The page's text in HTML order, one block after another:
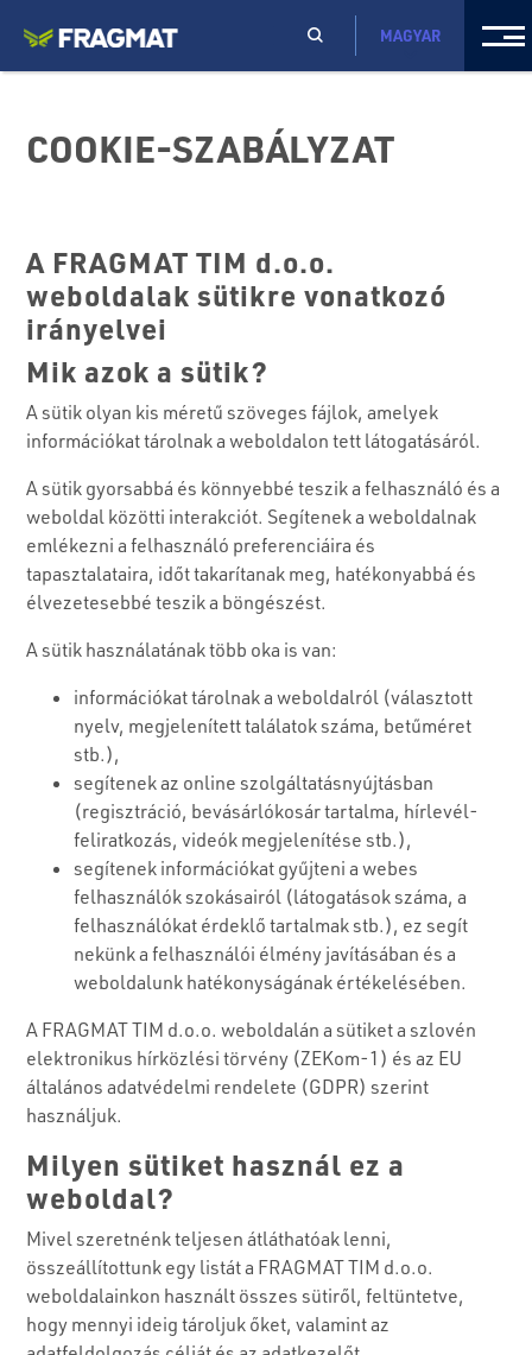
MAGYAR
COOKIE-SZABÁLYZAT
A FRAGMAT TIM d.o.o.
weboldalak sütikre vonatkozó
irányelvei
Mik azok a sütik?
A sütik olyan kis méretű szöveges fájlok, amelyek
információkat tárolnak a weboldalon tett látogatásáról.
A sütik gyorsabbá és könnyebbé teszik a felhasználó és a
weboldal közötti interakciót. Segítenek a weboldalnak
emlékezni a felhasználó preferenciáira és
tapasztalataira, időt takarítanak meg, hatékonyabbá és
élvezetesebbé teszik a böngészést.
A sütik használatának több oka is van:
információkat tárolnak a weboldalról (választott
nyelv, megjelenített találatok száma, betűméret
stb.),
segítenek az online szolgáltatásnyújtásban
(regisztráció, bevásárlókosár tartalma, hírlevél-
feliratkozás, videók megjelenítése stb.),
segítenek információkat gyűjteni a webes
felhasználók szokásairól (látogatások száma, a
felhasználókat érdeklő tartalmak stb.), ez segít
nekünk a felhasználói élmény javításában és a
weboldalunk hatékonyságának értékelésében.
A FRAGMAT TIM d.o.o. weboldalán a sütiket a szlovén
elektronikus hírközlési törvény (ZEKom-1) és az EU
általános adatvédelmi rendelete (GDPR) szerint
használjuk.
Milyen sütiket használ ez a
weboldal?
Mivel szeretnénk teljesen átláthatóak lenni,
összeállítottunk egy listát a FRAGMAT TIM d.o.o.
weboldalainkon használt összes sütiről, feltüntetve,
hogy mennyi ideig tároljuk őket, valamint az